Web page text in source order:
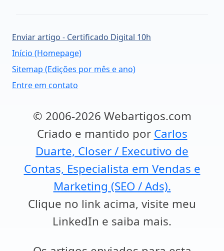
Enviar artigo - Certificado Digital 10h
Início (Homepage)
Sitemap (Edições por mês e ano)
Entre em contato
© 2006-2026 Webartigos.com
Criado e mantido por Carlos
Duarte, Closer / Executivo de
Contas, Especialista em Vendas e
Marketing (SEO / Ads).
Clique no link acima, visite meu
LinkedIn e saiba mais.